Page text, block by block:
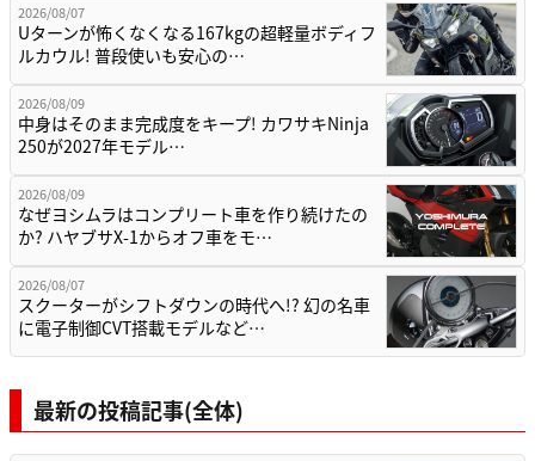
2026/08/07
Uターンが怖くなくなる167kgの超軽量ボディフ
ルカウル! 普段使いも安心の…
2026/08/09
中身はそのまま完成度をキープ! カワサキNinja
250が2027年モデル…
2026/08/09
なぜヨシムラはコンプリート車を作り続けたの
か? ハヤブサX-1からオフ車をモ…
2026/08/07
スクーターがシフトダウンの時代へ!? 幻の名車
に電子制御CVT搭載モデルなど…
最新の投稿記事(全体)